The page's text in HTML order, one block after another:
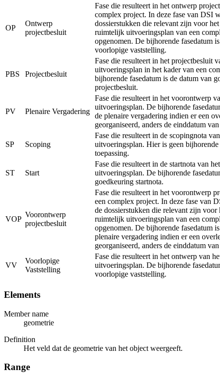
OP
Ontwerp
projectbesluit
Fase die resulteert in het ontwerp
complex project. In deze fase van DSI
dossierstukken die relevant zijn voor
ruimtelijk uitvoeringsplan van een
opgenomen. De bijhorende fasedatum
voorlopige vaststelling.
PBS Projectbesluit
Fase die resulteert in het projectbesluit
uitvoeringsplan in het kader van een
bijhorende fasedatum is de datum van
projectbesluit.
PV Plenaire Vergadering
Fase die resulteert in het voorontwerp
uitvoeringsplan. De bijhorende
de plenaire vergadering indien er een
georganiseerd, anders de einddatum
SP Scoping
Fase die resulteert in de scopingnota
uitvoeringsplan. Hier is geen bijhorende
toepassing.
ST Start
Fase die resulteert in de startnota van
uitvoeringsplan. De bijhorende
goedkeuring startnota.
VOP
Voorontwerp
projectbesluit
Fase die resulteert in het voorontwerp
een complex project. In deze fase van
de dossierstukken die relevant zijn
ruimtelijk uitvoeringsplan van een
opgenomen. De bijhorende fasedatum
plenaire vergadering indien er een
georganiseerd, anders de einddatum
VV
Voorlopige
Vaststelling
Fase die resulteert in het ontwerp van
uitvoeringsplan. De bijhorende
voorlopige vaststelling.
Elements
Member name
geometrie
Definition
Het veld dat de geometrie van het object weergeeft.
Range